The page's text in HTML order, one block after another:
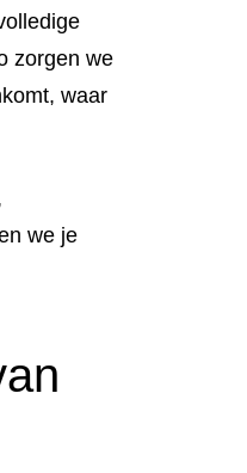
zorgen we
waar
we je